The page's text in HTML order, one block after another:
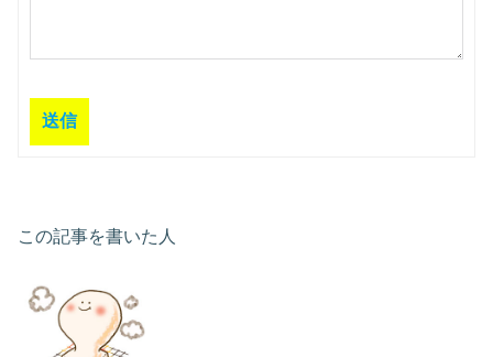
送信
この記事を書いた人